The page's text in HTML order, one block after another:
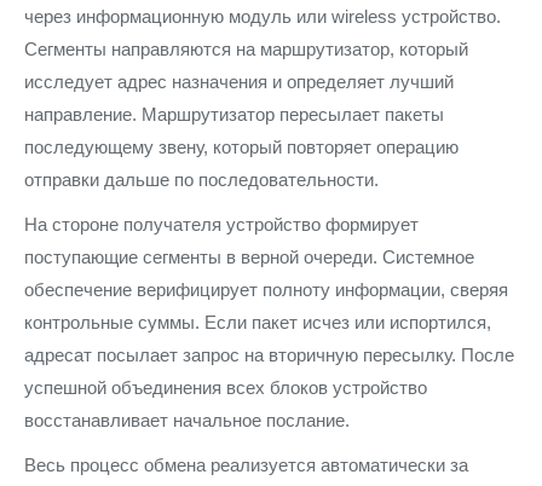
через информационную модуль или wireless устройство.
Сегменты направляются на маршрутизатор, который
исследует адрес назначения и определяет лучший
направление. Маршрутизатор пересылает пакеты
последующему звену, который повторяет операцию
отправки дальше по последовательности.
На стороне получателя устройство формирует
поступающие сегменты в верной очереди. Системное
обеспечение верифицирует полноту информации, сверяя
контрольные суммы. Если пакет исчез или испортился,
адресат посылает запрос на вторичную пересылку. После
успешной объединения всех блоков устройство
восстанавливает начальное послание.
Весь процесс обмена реализуется автоматически за